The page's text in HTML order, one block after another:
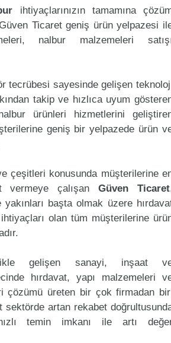
ihtiyaçlarınızın tamamına
Ticaret geniş ürün yelpazesi
nalbur malzemeleri
tecrübesi sayesinde gelişen
takip ve hızlıca uyum
ürünleri hizmetlerini
geniş bir yelpazede ürün
çeşitleri konusunda müşterilerine
vermeye çalışanGüven Ticaret
başta olmak üzere
olan tüm müşterilerine
gelişen sanayi, inşaat
hırdavat, yapı malzemeleri
çözümü üreten bir çok firmadan
sektörde artan rekabet
temin imkanı ile artı